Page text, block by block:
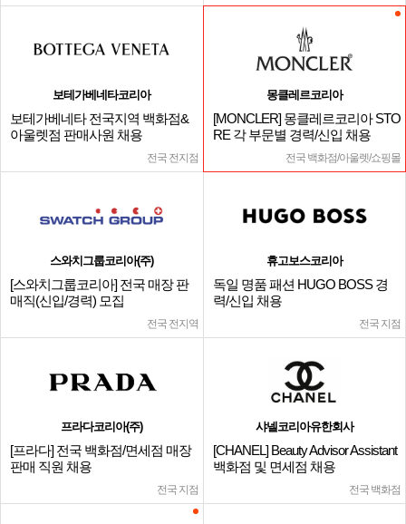
보테가베네타코리아
보테가베네타 전국지역 백화점&
아울렛점 판매사원 채용
전국 전지점
몽클레르코리아
[MONCLER] 몽클레르코리아 STO
RE 각 부문별 경력/신입 채용
전국 백화점/아울렛/쇼핑몰
스와치그룹코리아(주)
[스와치그룹코리아] 전국 매장 판
매직(신입/경력) 모집
전국 전지역
휴고보스코리아
독일 명품 패션 HUGO BOSS 경
력/신입 채용
전국 지점
프라다코리아(주)
[프라다] 전국 백화점/면세점 매장
판매 직원 채용
전국 지점
샤넬코리아유한회사
[CHANEL] Beauty Advisor Assistant
백화점 및 면세점 채용
전국 백화점